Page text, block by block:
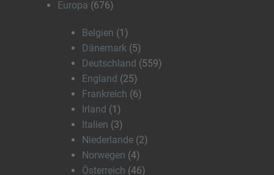
Europa (676)
Belgien (1)
Dänemark (5)
Deutschland (559)
England (25)
Frankreich (6)
Irland (1)
Italien (3)
Niederlande (2)
Norwegen (4)
Österreich (46)